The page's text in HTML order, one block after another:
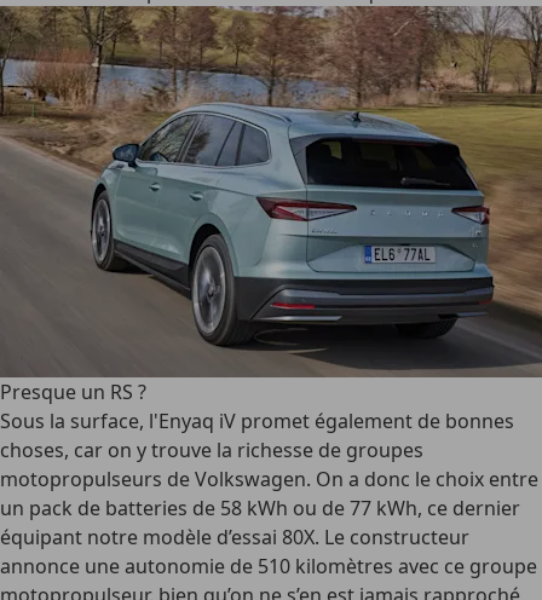
Presque un RS ?
Sous la surface, l'Enyaq iV promet également de bonnes
choses, car on y trouve la richesse de groupes
motopropulseurs de Volkswagen. On a donc le choix entre
un pack de batteries de 58 kWh ou de 77 kWh, ce dernier
équipant notre modèle d’essai 80X. Le constructeur
annonce une autonomie de 510 kilomètres avec ce groupe